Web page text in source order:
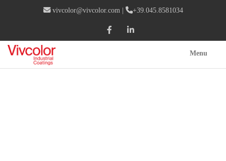
vivcolor@vivcolor.com | +39.045.8581034
Menu